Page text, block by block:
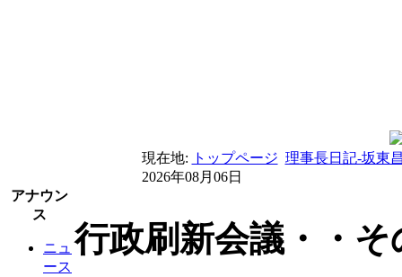
現在地: トップページ 理事長日記-坂東
2026年08月06日
アナウン
ス
ニュ
ース
行政刷新会議・・